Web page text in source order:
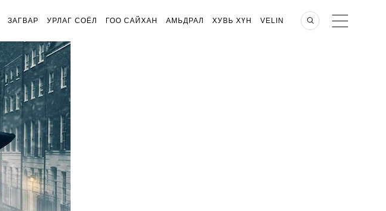
ЗАГВАР УРЛАГ СОЁЛ ГОО САЙХАН АМЬДРАЛ ХУВЬ ХҮН VELIN